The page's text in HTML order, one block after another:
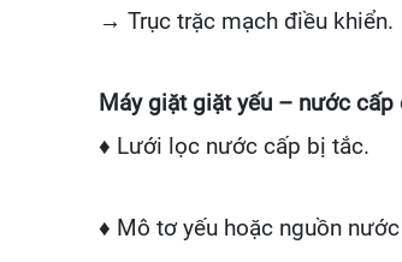
→ Trục trặc mạch điều khiển.
Máy giặt giặt yếu – nước
♦ Lưới lọc nước cấp bị tắc.
♦ Mô tơ yếu hoặc nguồn nước